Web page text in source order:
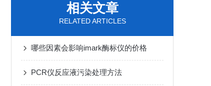
相关文章
RELATED ARTICLES
哪些因素会影响imark酶标仪的价格
PCR仪反应液污染处理方法